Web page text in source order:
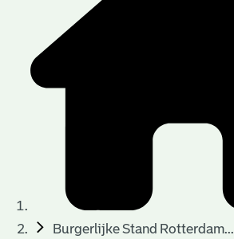
n
a
Burgerlijke Stand Rotterdam...